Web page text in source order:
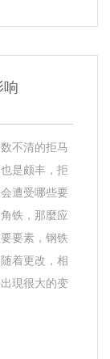
响
不清的拒马
是颇丰，拒
遭受哪些要
铁，那麼应
要素，钢铁
着更改，相
現很大的变